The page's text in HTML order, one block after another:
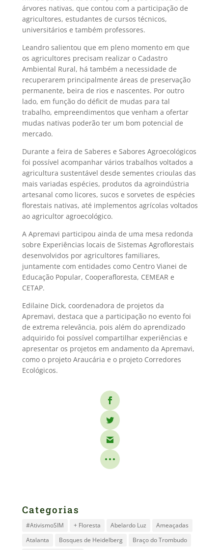
árvores nativas, que contou com a participação de
agricultores, estudantes de cursos técnicos,
universitários e também professores.
Leandro salientou que em pleno momento em que
os agricultores precisam realizar o Cadastro
Ambiental Rural, há também a necessidade de
recuperarem principalmente áreas de preservação
permanente, beira de rios e nascentes. Por outro
lado, em função do déficit de mudas para tal
trabalho, empreendimentos que venham a ofertar
mudas nativas poderão ter um bom potencial de
mercado.
Durante a feira de Saberes e Sabores Agroecológicos
foi possível acompanhar vários trabalhos voltados a
agricultura sustentável desde sementes crioulas das
mais variadas espécies, produtos da agroindústria
artesanal como licores, sucos e sorvetes de espécies
florestais nativas, até implementos agrícolas voltados
ao agricultor agroecológico.
A Apremavi participou ainda de uma mesa redonda
sobre Experiências locais de Sistemas Agroflorestais
desenvolvidos por agricultores familiares,
juntamente com entidades como Centro Vianei de
Educação Popular, Cooperafloresta, CEMEAR e
CETAP.
Edilaine Dick, coordenadora de projetos da
Apremavi, destaca que a participação no evento foi
de extrema relevância, pois além do aprendizado
adquirido foi possível compartilhar experiências e
apresentar os projetos em andamento da Apremavi,
como o projeto Araucária e o projeto Corredores
Ecológicos.
Categorias
#AtivismoSIM + Floresta Abelardo Luz
Ameaçadas
Atalanta
Bosques de Heidelberg Braço do Trombudo